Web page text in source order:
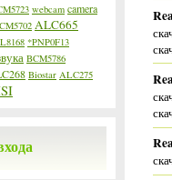
webcam camera
ALC665
*PNP0F13
BCM5786
Biostar ALC275